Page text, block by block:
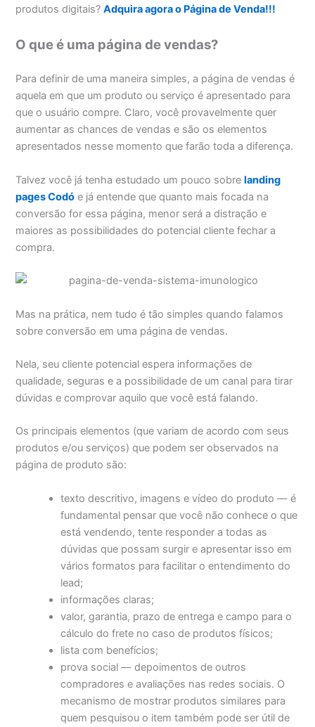
produtos digitais?Adquira agora o Página de Venda!!!
O que é uma página de vendas?
Para definir de uma maneira simples, a página de vendas é
aquela em que um produto ou serviço é apresentado para
que o usuário compre. Claro, você provavelmente quer
aumentar as chances de vendas e são os elementos
apresentados nesse momento que farão toda a diferença.
Talvez você já tenha estudado um pouco sobrelanding
pages Codó e já entende que quanto mais focada na
conversão for essa página, menor será a distração e
maiores as possibilidades do potencial cliente fechar a
compra.
Mas na prática, nem tudo é tão simples quando falamos
sobre conversão em uma página de vendas.
Nela, seu cliente potencial espera informações de
qualidade, seguras e a possibilidade de um canal para tirar
dúvidas e comprovar aquilo que você está falando.
Os principais elementos (que variam de acordo com seus
produtos e/ou serviços) que podem ser observados na
página de produto são:
texto descritivo, imagens e vídeo do produto — é
fundamental pensar que você não conhece o que
está vendendo, tente responder a todas as
dúvidas que possam surgir e apresentar isso em
vários formatos para facilitar o entendimento do
lead;
informações claras;
valor, garantia, prazo de entrega e campo para o
cálculo do frete no caso de produtos físicos;
lista com benefícios;
prova social — depoimentos de outros
compradores e avaliações nas redes sociais. O
mecanismo de mostrar produtos similares para
quem pesquisou o item também pode ser útil de